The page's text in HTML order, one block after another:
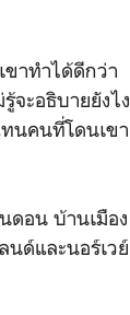
าทำได้ดีกว่า
จะอธิบายยังไง
นคนที่โดนเขา
ดอน บ้านเมือง
นด์และนอร์เวย์